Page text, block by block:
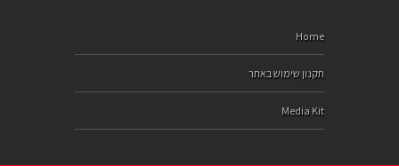
Home
תקנון שימוש באתר
Media Kit